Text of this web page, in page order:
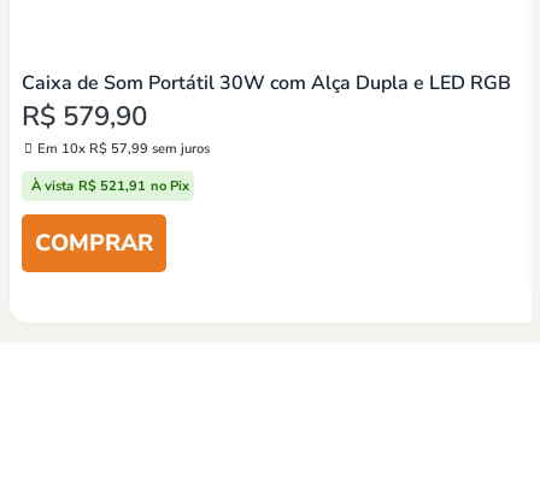
Caixa de Som Portátil 30W com Alça Dupla e LED RGB
R$ 579,90
Em 10x R$ 57,99 sem juros
À vista R$ 521,91 no Pix